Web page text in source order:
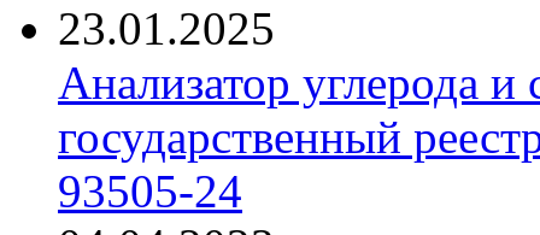
23.01.2025
Анализатор углерода
государственный
93505-24